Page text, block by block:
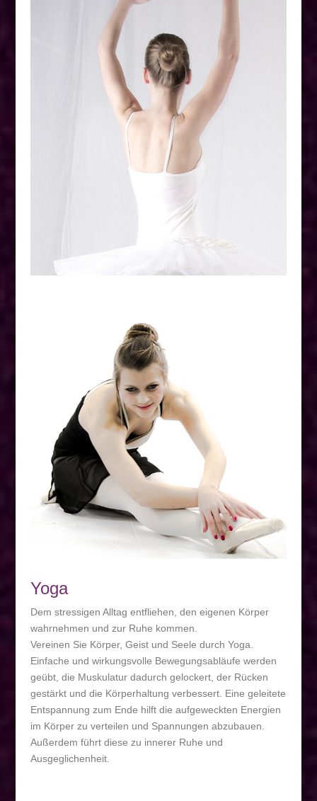
Yoga
Dem stressigen Alltag entfliehen, den eigenen Körper
wahrnehmen und zur Ruhe kommen.
Vereinen Sie Körper, Geist und Seele durch Yoga.
Einfache und wirkungsvolle Bewegungsabläufe werden
geübt, die Muskulatur dadurch gelockert, der Rücken
gestärkt und die Körperhaltung verbessert. Eine geleitete
Entspannung zum Ende hilft die aufgeweckten Energien
im Körper zu verteilen und Spannungen abzubauen.
Außerdem führt diese zu innerer Ruhe und
Ausgeglichenheit.